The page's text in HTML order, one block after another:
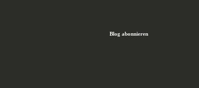
Blog abonnieren